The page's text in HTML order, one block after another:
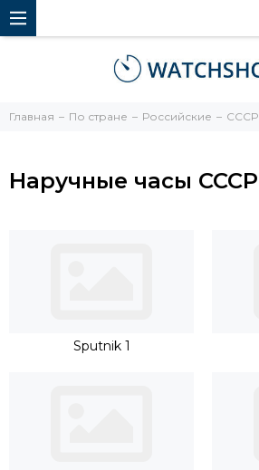
Главная По стране Российские СССР
Наручные часы СССР
Sputnik 1